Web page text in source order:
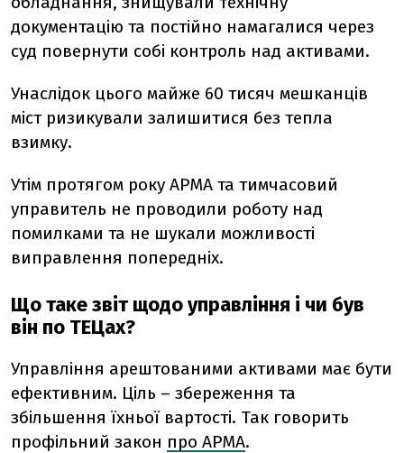
документацію та постійно намагалися через
суд повернути собі контроль над активами.
Унаслідок цього майже 60 тисяч мешканців
міст ризикували залишитися без тепла
взимку.
Утім протягом року АРМА та тимчасовий
управитель не проводили роботу над
помилками та не шукали можливості
виправлення попередніх.
Що таке звіт щодо управління і чи був
він по ТЕЦах?
Управління арештованими активами має бути
ефективним. Ціль – збереження та
збільшення їхньої вартості. Так говорить
профільний закон про АРМА.